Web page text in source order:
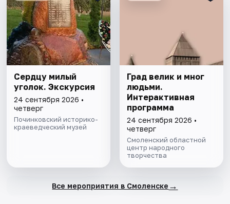
Сердцу милый
уголок. Экскурсия
24 сентября 2026 •
четверг
Починковский историко-
краеведческий музей
Град велик и мног
людьми.
Интерактивная
программа
24 сентября 2026 •
четверг
Смоленский областной
центр народного
творчества
Все мероприятия в Смоленске →